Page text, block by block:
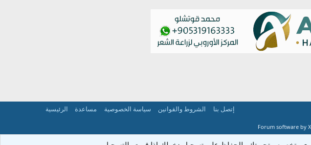
إتصل بنا الشروط والقوانين سياسة الخصوصية مساعدة الرئيسية
Forum software by